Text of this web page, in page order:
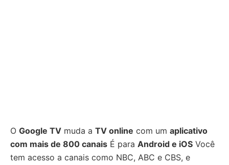
O Google TV muda a TV online com um aplicativo
com mais de 800 canais É para Android e iOS Você
tem acesso a canais como NBC, ABC e CBS, e